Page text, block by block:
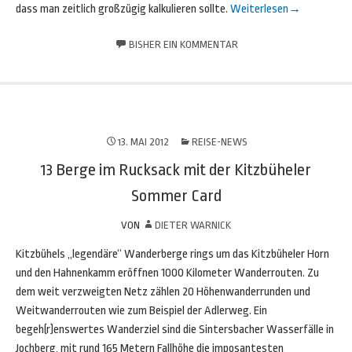
dass man zeitlich großzügig kalkulieren sollte. Weiterlesen →
BISHER EIN KOMMENTAR
13. MAI 2012 REISE-NEWS
13 Berge im Rucksack mit der Kitzbüheler
Sommer Card
VON DIETER WARNICK
Kitzbühels „legendäre“ Wanderberge rings um das Kitzbüheler Horn
und den Hahnenkamm eröffnen 1000 Kilometer Wanderrouten. Zu
dem weit verzweigten Netz zählen 20 Höhenwanderrunden und
Weitwanderrouten wie zum Beispiel der Adlerweg. Ein
begeh(r)enswertes Wanderziel sind die Sintersbacher Wasserfälle in
Jochberg, mit rund 165 Metern Fallhöhe die imposantesten